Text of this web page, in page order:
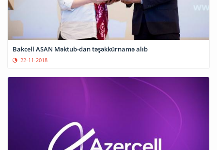
Bakcell ASAN Məktub-dan təşəkkürnamə alıb
22-11-2018